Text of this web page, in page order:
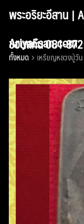
พระอริยะอีสาน |
ขอนแก่น 081-
AriyaEsan.com
ทั้งหมด เหรียญหลวงปู่วั